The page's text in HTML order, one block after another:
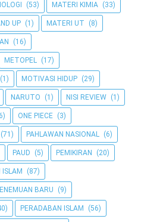
(53) MATERI KIMIA (33)
UP (1) MATERI UT (8)
(16)
METOPEL (17)
(1) MOTIVASI HIDUP (29)
NARUTO (1) NISI REVIEW (1)
ONE PIECE (3)
(71) PAHLAWAN NASIONAL (6)
PAUD (5) PEMIKIRAN (20)
ISLAM (87)
BARU (9)
PERADABAN ISLAM (56)